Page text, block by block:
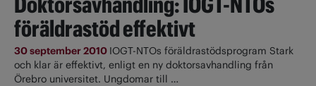
föräldrastöd effektivt
30 september 2010 IOGT-NTOs föräldrastödsprogram Stark
och klar är effektivt, enligt en ny doktorsavhandling från
Örebro universitet. Ungdomar till …